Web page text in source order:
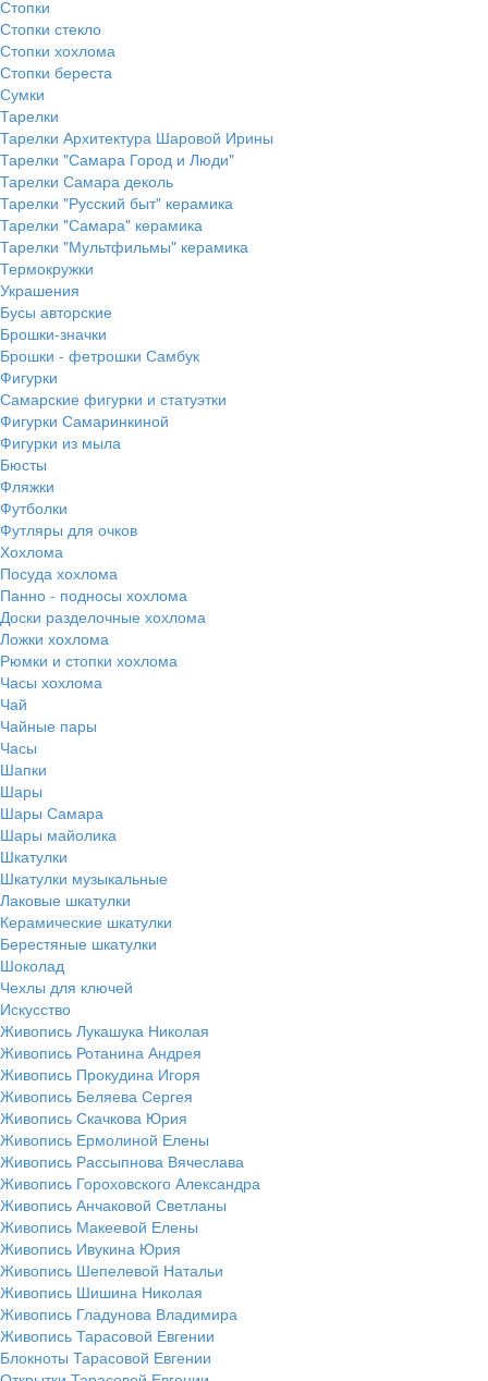
Стопки
Стопки стекло
Стопки хохлома
Стопки береста
Сумки
Тарелки
Тарелки Архитектура Шаровой Ирины
Тарелки "Самара Город и Люди"
Тарелки Самара деколь
Тарелки "Русский быт" керамика
Тарелки "Самара" керамика
Тарелки "Мультфильмы" керамика
Термокружки
Украшения
Бусы авторские
Брошки-значки
Брошки - фетрошки Самбук
Фигурки
Самарские фигурки и статуэтки
Фигурки Самаринкиной
Фигурки из мыла
Бюсты
Фляжки
Футболки
Футляры для очков
Хохлома
Посуда хохлома
Панно - подносы хохлома
Доски разделочные хохлома
Ложки хохлома
Рюмки и стопки хохлома
Часы хохлома
Чай
Чайные пары
Часы
Шапки
Шары
Шары Самара
Шары майолика
Шкатулки
Шкатулки музыкальные
Лаковые шкатулки
Керамические шкатулки
Берестяные шкатулки
Шоколад
Чехлы для ключей
Искусство
Живопись Лукашука Николая
Живопись Ротанина Андрея
Живопись Прокудина Игоря
Живопись Беляева Сергея
Живопись Скачкова Юрия
Живопись Ермолиной Елены
Живопись Рассыпнова Вячеслава
Живопись Гороховского Александра
Живопись Анчаковой Светланы
Живопись Макеевой Елены
Живопись Ивукина Юрия
Живопись Шепелевой Натальи
Живопись Шишина Николая
Живопись Гладунова Владимира
Живопись Тарасовой Евгении
Блокноты Тарасовой Евгении